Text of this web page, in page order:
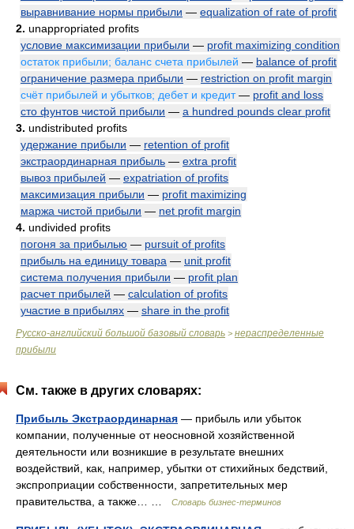
выравнивание нормы прибыли — equalization of rate of profit
2. unappropriated profits
условие максимизации прибыли — profit maximizing condition
остаток прибыли; баланс счета прибылей — balance of profit
ограничение размера прибыли — restriction on profit margin
счёт прибылей и убытков; дебет и кредит— profit and loss
сто фунтов чистой прибыли — a hundred pounds clear profit
3. undistributed profits
удержание прибыли — retention of profit
экстраординарная прибыль — extra profit
вывоз прибылей — expatriation of profits
максимизация прибыли — profit maximizing
маржа чистой прибыли — net profit margin
4. undivided profits
погоня за прибылью — pursuit of profits
прибыль на единицу товара — unit profit
система получения прибыли — profit plan
расчет прибылей — calculation of profits
участие в прибылях — share in the profit
Русско-английский большой базовый словарь > нераспределенные
прибыли
См. также в других словарях:
Прибыль Экстраординарная — прибыль или убыток
компании, полученные от неосновной хозяйственной
деятельности или возникшие в результате внешних
воздействий, как, например, убытки от стихийных бедствий,
экспроприации собственности, запретительных мер
правительства, а также… …
Словарь бизнес-терминов